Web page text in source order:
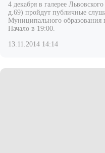
4 декабря в галерее
д.69) пройдут публичные
Муниципального образования
Начало в 19:00.
13.11.2014 14:14